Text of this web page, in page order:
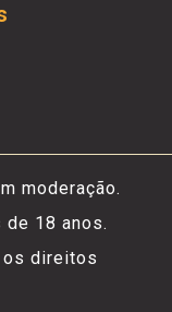
moderação.
de 18 anos.
os direitos